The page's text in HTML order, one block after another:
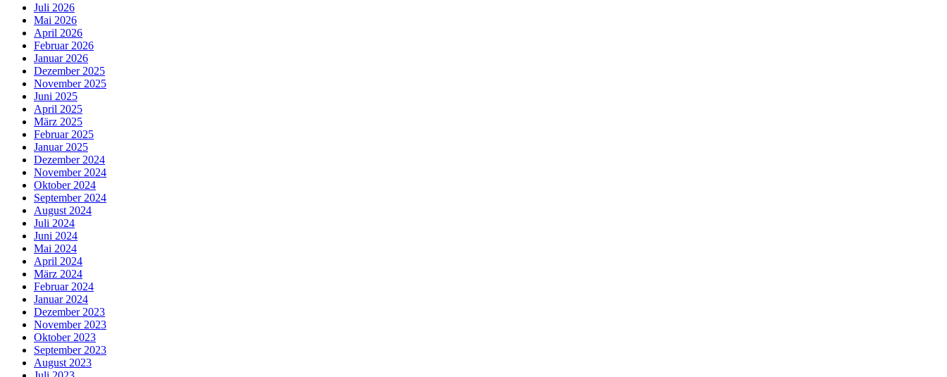
Juli 2026
Mai 2026
April 2026
Februar 2026
Januar 2026
Dezember 2025
November 2025
Juni 2025
April 2025
März 2025
Februar 2025
Januar 2025
Dezember 2024
November 2024
Oktober 2024
September 2024
August 2024
Juli 2024
Juni 2024
Mai 2024
April 2024
März 2024
Februar 2024
Januar 2024
Dezember 2023
November 2023
Oktober 2023
September 2023
August 2023